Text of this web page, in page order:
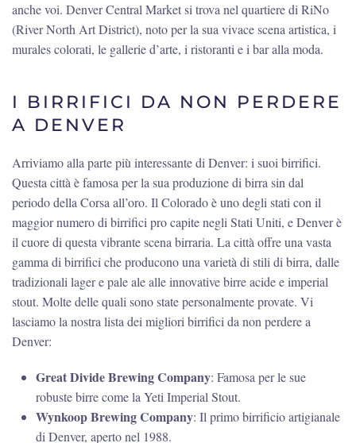
anche voi. Denver Central Market si trova nel quartiere di RiNo
(River North Art District), noto per la sua vivace scena artistica, i
murales colorati, le gallerie d’arte, i ristoranti e i bar alla moda.
I BIRRIFICI DA NON PERDERE
A DENVER
Arriviamo alla parte più interessante di Denver: i suoi birrifici.
Questa città è famosa per la sua produzione di birra sin dal
periodo della Corsa all’oro. Il Colorado è uno degli stati con il
maggior numero di birrifici pro capite negli Stati Uniti, e Denver è
il cuore di questa vibrante scena birraria. La città offre una vasta
gamma di birrifici che producono una varietà di stili di birra, dalle
tradizionali lager e pale ale alle innovative birre acide e imperial
stout. Molte delle quali sono state personalmente provate. Vi
lasciamo la nostra lista dei migliori birrifici da non perdere a
Denver:
Great Divide Brewing Company: Famosa per le sue
robuste birre come la Yeti Imperial Stout.
Wynkoop Brewing Company: Il primo birrificio artigianale
di Denver, aperto nel 1988.